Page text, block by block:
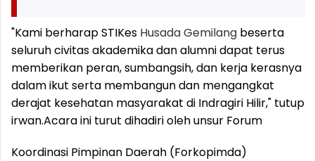
"Kami berharap STIKes HusadaGemilang beserta
seluruh civitas akademika dan alumni dapat terus
memberikan peran, sumbangsih, dan kerja kerasnya
dalam ikut serta membangun dan mengangkat
derajat kesehatan masyarakat di Indragiri Hilir," tutup
irwan.Acara ini turut dihadiri oleh unsur Forum
Koordinasi Pimpinan Daerah (Forkopimda)